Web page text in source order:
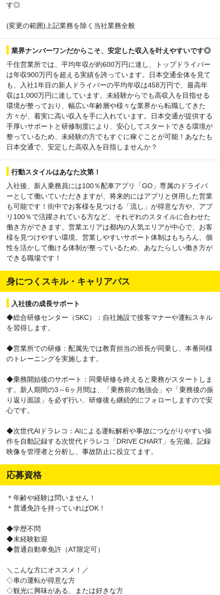
す◎
(変更の範囲)上記業務を除く当社業務全般
業界ナンバーワンだからこそ、安定した収入を叶えやすいです◎
千住営業所では、平均年収が約600万円に達し、トップドライバー
は年収900万円を超える実績を誇っています。日本交通全体を見て
も、入社1年目の新人ドライバーの平均年収は458万円で、最高年
収は1,000万円に達しています。未経験からでも高収入を目指せる
環境が整っており、幅広い年齢層や様々な業界から転職してきた
方々が、着実に高い収入を手に入れています。日本交通が提供する
手厚いサポートと研修制度により、安心してスタートできる環境が
整っているため、未経験の方でもすぐに稼ぐことが可能！あなたも
日本交通で、安定した高収入を目指しませんか？
行動スタイルはあなた次第！
入社後、新人乗務員には100％配車アプリ「GO」専属のドライバ
ーとして働いていただきますが、将来的にはアプリと併用した営業
も可能です！街中でお客様を見つける「流し」が得意な方や、アプ
リ100％で活躍されている方など、それぞれのスタイルに合わせた
働き方ができます。営業エリアは都内の人気エリアが中心で、お客
様を見つけやすい環境。営業しやすいサポート体制はもちろん、個
性を活かして働ける体制が整っているため、あなたらしい働き方が
できる職場です！
身につくスキル・キャリアパス
入社後の成長サポート
◆総合研修センター（SKC）：自社施設で接客マナーや運転スキル
を習得します。
◆営業所での研修：配属先では教育担当の班長が同乗し、本番同様
のトレーニングを実施します。
◆乗務開始後のサポート：同乗研修を終えると乗務がスタートしま
す。新人期間の3～6ヶ月間は、「乗務前の勉強会」や「乗務後の振
り返り面談」を必ず行い、研修後も継続的にフォローしますので安
心です。
◆次世代AIドラレコ：AIによる運転解析や事故につながりやすい操
作を自動記録する次世代ドラレコ「DRIVE CHART」を完備。記録
映像を管理者と分析し、事故防止に役立てます。
応募資格
＊年齢や経験は問いません！
＊普通免許を持っていればOK！
◆学歴不問
◆未経験歓迎
◆普通自動車免許（AT限定可）
＼こんな方にオススメ！／
◇車の運転が得意な方
◇観光に興味がある、または好きな方